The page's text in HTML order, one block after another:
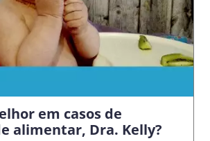
em casos de
alimentar, Dra. Kelly?